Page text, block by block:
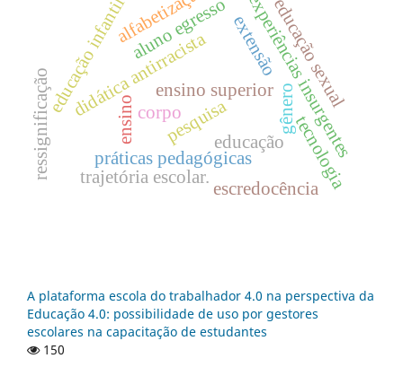
educação
corpo
ensino pesquisa
extensão
práticas pedagógicas
didática antirracista experiências insurgentes
educação infantil
trajetória escolar.
ensino superior
aluno egresso educação sexual
gênero
tecnologia
ressignificação
escredocência
A plataforma escola do trabalhador 4.0 na perspectiva da
Educação 4.0: possibilidade de uso por gestores
escolares na capacitação de estudantes
150